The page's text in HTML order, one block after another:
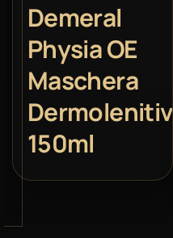
Demeral
Physia OE
Maschera
Dermolenitiva
150ml